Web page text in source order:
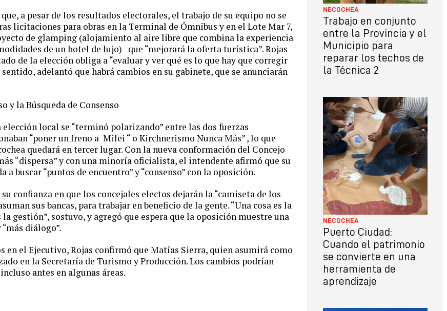
NECOCHEA
Trabajo en conjunto
entre la Provincia y el
Municipio para
reparar los techos de
la Técnica 2
NECOCHEA
Puerto Ciudad:
Cuando el patrimonio
se convierte en una
herramienta de
aprendizaje
a pesar de los resultados electorales, el trabajo de su equipo no se
licitaciones para obras en la Terminal de Ómnibus y en el Lote Mar 7,
de glamping (alojamiento al aire libre que combina la experiencia
de un hotel de lujo) que “mejorará la oferta turística”. Rojas
de la elección obliga a “evaluar y ver qué es lo que hay que corregir
sentido, adelantó que habrá cambios en su gabinete, que se anunciarán
y la Búsqueda de Consenso
local se “terminó polarizando” entre las dos fuerzas
“poner un freno a Milei “ o Kirchnerismo Nunca Más” , lo que
quedará en tercer lugar. Con la nueva conformación del Concejo
“dispersa” y con una minoría oficialista, el intendente afirmó que su
a buscar “puntos de encuentro” y “consenso” con la oposición.
confianza en que los concejales electos dejarán la “camiseta de los
sus bancas, para trabajar en beneficio de la gente. “Una cosa es la
la gestión”, sostuvo, y agregó que espera que la oposición muestre una
diálogo”.
en el Ejecutivo, Rojas confirmó que Matías Sierra, quien asumirá como
en la Secretaría de Turismo y Producción. Los cambios podrían
antes en algunas áreas.